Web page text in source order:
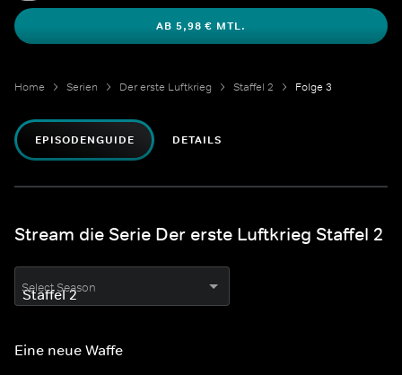
AB 5,98 € MTL.
Home Serien Der erste Luftkrieg Staffel 2 Folge 3
EPISODENGUIDE DETAILS
Stream die Serie Der erste Luftkrieg Staffel 2
Select Season
Eine neue Waffe